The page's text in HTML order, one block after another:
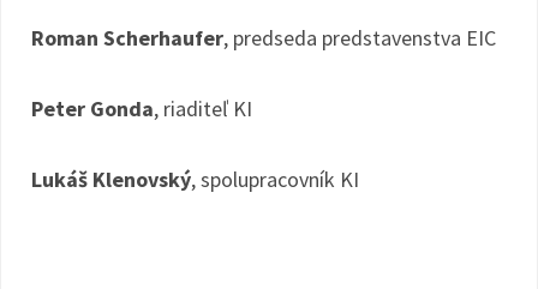
Roman Scherhaufer, predseda predstavenstva EIC
Peter Gonda, riaditeľ KI
Lukáš Klenovský, spolupracovník KI